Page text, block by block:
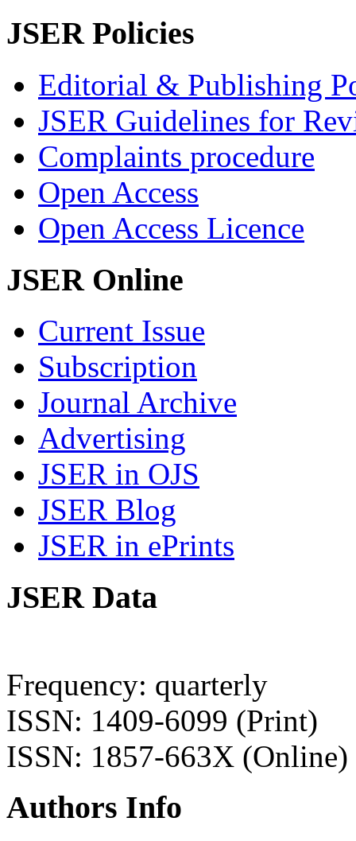
JSER Policies
Editorial & Publishing
JSER Guidelines for
Complaints procedure
Open Access
Open Access Licence
JSER Online
Current Issue
Subscription
Journal Archive
Advertising
JSER in OJS
JSER Blog
JSER in ePrints
JSER Data
Frequency: quarterly
ISSN: 1409-6099 (Print)
ISSN: 1857-663X (Online)
Authors Info